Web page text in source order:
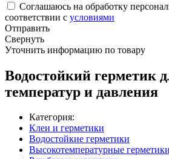
Соглашаюсь на обработку
соответствии с условиями
Отправить
Свернуть
Уточнить информацию по товару
Водостойкий герметик
температур и давления
Категория:
Клеи и герметики
Водостойкие герметики
Высокотемпературные герметики